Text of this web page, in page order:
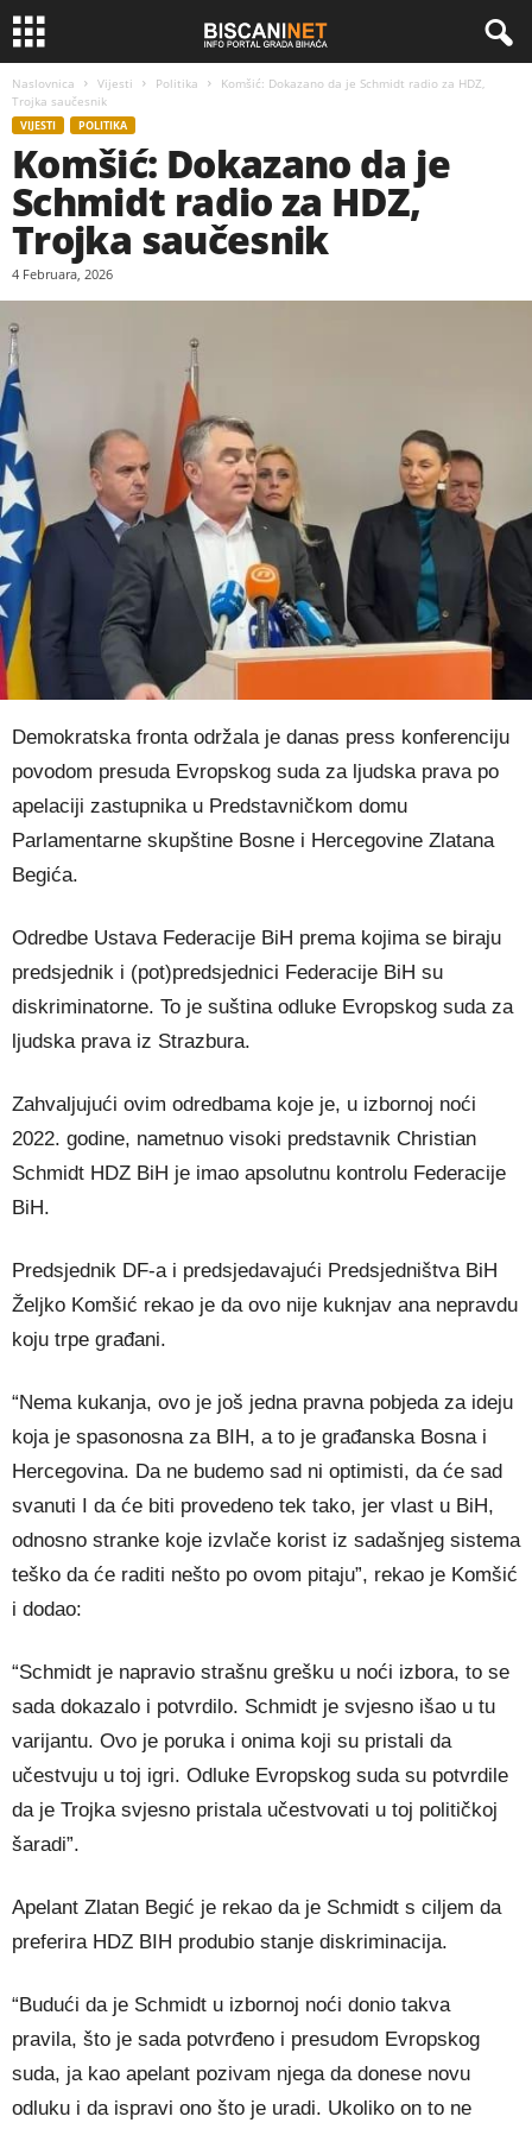
Naslovnica Vijesti Politika
Komšić: Dokazano da je Schmidt radio za HDZ,
Trojka saučesnik
VIJESTI POLITIKA
Komšić: Dokazano da je
Schmidt radio za HDZ,
Trojka saučesnik
4 Februara, 2026
Demokratska fronta održala je danas press konferenciju
povodom presuda Evropskog suda za ljudska prava po
apelaciji zastupnika u Predstavničkom domu
Parlamentarne skupštine Bosne i Hercegovine Zlatana
Begića.
Odredbe Ustava Federacije BiH prema kojima se biraju
predsjednik i (pot)predsjednici Federacije BiH su
diskriminatorne. To je suština odluke Evropskog suda za
ljudska prava iz Strazbura.
Zahvaljujući ovim odredbama koje je, u izbornoj noći
2022. godine, nametnuo visoki predstavnik Christian
Schmidt HDZ BiH je imao apsolutnu kontrolu Federacije
BiH.
Predsjednik DF-a i predsjedavajući Predsjedništva BiH
Željko Komšić rekao je da ovo nije kuknjav ana nepravdu
koju trpe građani.
“Nema kukanja, ovo je još jedna pravna pobjeda za ideju
koja je spasonosna za BIH, a to je građanska Bosna i
Hercegovina. Da ne budemo sad ni optimisti, da će sad
svanuti I da će biti provedeno tek tako, jer vlast u BiH,
odnosno stranke koje izvlače korist iz sadašnjeg sistema
teško da će raditi nešto po ovom pitaju”, rekao je Komšić
i dodao:
“Schmidt je napravio strašnu grešku u noći izbora, to se
sada dokazalo i potvrdilo. Schmidt je svjesno išao u tu
varijantu. Ovo je poruka i onima koji su pristali da
učestvuju u toj igri. Odluke Evropskog suda su potvrdile
da je Trojka svjesno pristala učestvovati u toj političkoj
šaradi”.
Apelant Zlatan Begić je rekao da je Schmidt s ciljem da
preferira HDZ BIH produbio stanje diskriminacija.
“Budući da je Schmidt u izbornoj noći donio takva
pravila, što je sada potvrđeno i presudom Evropskog
suda, ja kao apelant pozivam njega da donese novu
odluku i da ispravi ono što je uradi. Ukoliko on to ne